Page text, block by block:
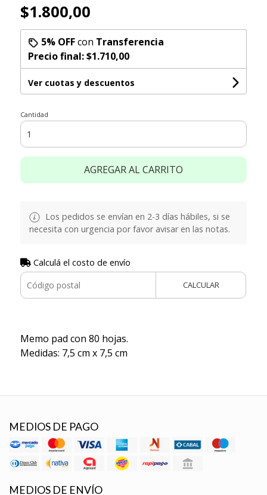
$1.800,00
5% OFFcon Transferencia
Precio final:$1.710,00
Ver cuotas y descuentos
Cantidad
AGREGAR AL CARRITO
Los pedidos se envían en 2-3 días hábiles, si se
necesita con urgencia por favor avisar en las notas.
Calculá el costo de envío
CALCULAR
Memo pad con 80 hojas.
Medidas: 7,5 cm x 7,5 cm
MEDIOS DE PAGO
MEDIOS DE ENVÍO